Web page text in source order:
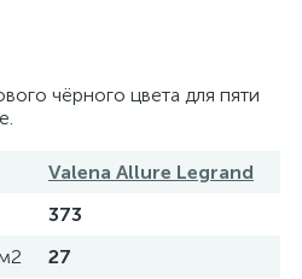
чёрного цвета для пяти
Valena Allure Legrand
373
27